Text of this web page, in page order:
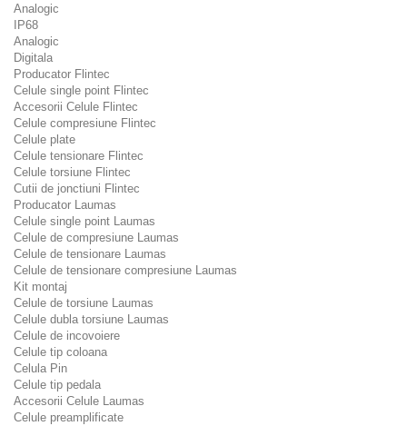
Analogic
IP68
Analogic
Digitala
Producator Flintec
Celule single point Flintec
Accesorii Celule Flintec
Celule compresiune Flintec
Celule plate
Celule tensionare Flintec
Celule torsiune Flintec
Cutii de jonctiuni Flintec
Producator Laumas
Celule single point Laumas
Celule de compresiune Laumas
Celule de tensionare Laumas
Celule de tensionare compresiune Laumas
Kit montaj
Celule de torsiune Laumas
Celule dubla torsiune Laumas
Celule de incovoiere
Celule tip coloana
Celula Pin
Celule tip pedala
Accesorii Celule Laumas
Celule preamplificate